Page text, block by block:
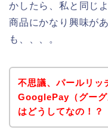
かしたら、私と同じ
商品にかなり興味が
も、、、。
不思議、パールリッ
GooglePay（グー
はどうしてなの！？